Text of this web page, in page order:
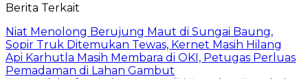
Berita Terkait
Niat Menolong Berujung Maut di Sungai Baung,
Sopir Truk Ditemukan Tewas, Kernet Masih Hilang
Api Karhutla Masih Membara di OKI, Petugas Perluas
Pemadaman di Lahan Gambut